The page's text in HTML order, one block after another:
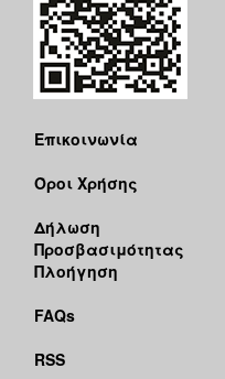
Επικοινωνία
Όροι Χρήσης
Δήλωση
Προσβασιμότητας
Πλοήγηση
FAQs
RSS